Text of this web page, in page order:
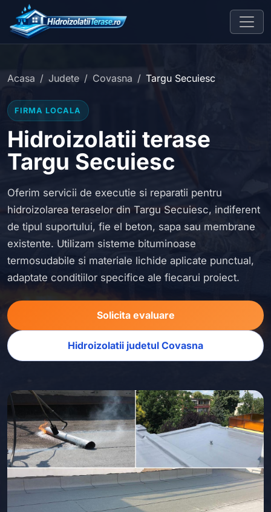
Acasa Judete Covasna Targu Secuiesc
FIRMA LOCALA
Hidroizolatii terase
Targu Secuiesc
Oferim servicii de executie si reparatii pentru
hidroizolarea teraselor din Targu Secuiesc, indiferent
de tipul suportului, fie el beton, sapa sau membrane
existente. Utilizam sisteme bituminoase
termosudabile si materiale lichide aplicate punctual,
adaptate conditiilor specifice ale fiecarui proiect.
Solicita evaluare
Hidroizolatii judetul Covasna